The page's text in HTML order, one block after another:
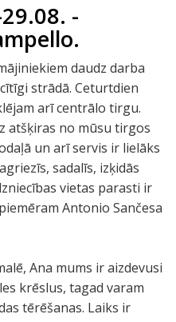
-
daudz darba
strādā. Ceturtdien
arī centrālo tirgu.
atšķiras no mūsu tirgos
un arī servis ir lielāks
sadalīs, izķidās
vietas parasti ir
Antonio Sančesa
Ana mums ir aizdevusi
krēslus, tagad varam
tērēšanas. Laiks ir